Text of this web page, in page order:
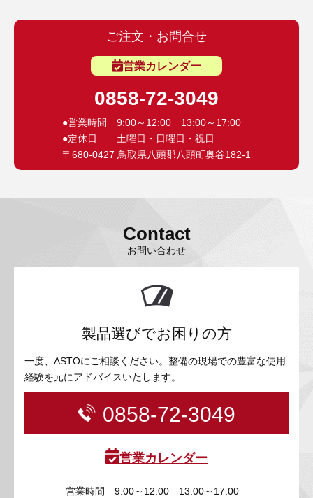
ご注文・お問合せ
営業カレンダー
0858-72-3049
●営業時間 9:00～12:00 13:00～17:00
●定休日 土曜日・日曜日・祝日
〒680-0427 鳥取県八頭郡八頭町奥谷182-1
Contact
お問い合わせ
製品選びでお困りの方
一度、ASTOにご相談ください。整備の現場での豊富な使用
経験を元にアドバイスいたします。
0858-72-3049
営業カレンダー
営業時間
9:00～12:00 13:00～17:00